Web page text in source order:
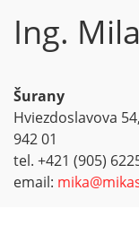
Ing.
Šurany
Hviezdoslavova 54,
942 01
tel. +421 (905)
email: